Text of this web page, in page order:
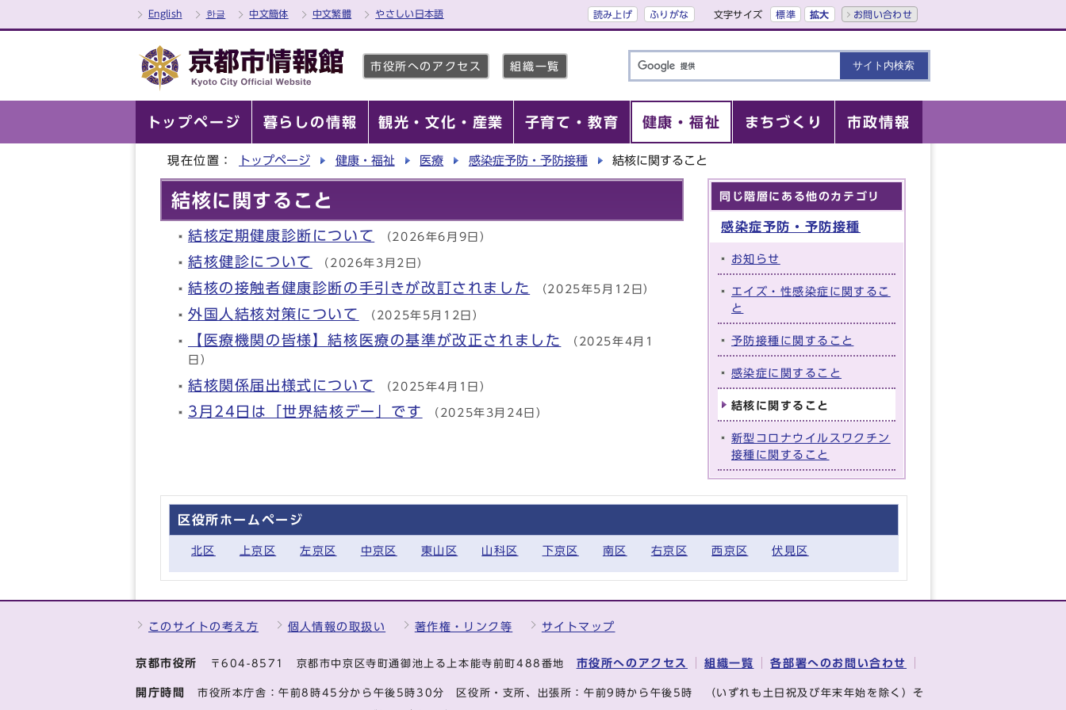
English 한글 中文簡体 中文繁體 やさしい日本語 読み上げ ふりがな 文字サイズ 標準 拡大 お問い合わせ
市役所へのアクセス 組織一覧
トップページ 暮らしの情報 観光・文化・産業 子育て・教育 健康・福祉 まちづくり 市政情報
現在位置： トップページ 健康・福祉 医療 感染症予防・予防接種 結核に関すること
結核に関すること
結核定期健康診断について （2026年6月9日）
結核健診について （2026年3月2日）
結核の接触者健康診断の手引きが改訂されました （2025年5月12日）
外国人結核対策について （2025年5月12日）
【医療機関の皆様】結核医療の基準が改正されました （2025年4月1
日）
結核関係届出様式について （2025年4月1日）
3月24日は「世界結核デー」です （2025年3月24日）
同じ階層にある他のカテゴリ
感染症予防・予防接種
お知らせ
エイズ・性感染症に関するこ
と
予防接種に関すること
感染症に関すること
結核に関すること
新型コロナウイルスワクチン
接種に関すること
区役所ホームページ
北区 上京区 左京区 中京区 東山区 山科区 下京区 南区 右京区 西京区 伏見区
このサイトの考え方 個人情報の取扱い 著作権・リンク等 サイトマップ
京都市役所 〒604-8571 京都市中京区寺町通御池上る上本能寺前町488番地 市役所へのアクセス 組織一覧 各部署へのお問い合わせ
開庁時間 市役所本庁舎：午前8時45分から午後5時30分 区役所・支所、出張所：午前9時から午後5時 （いずれも土日祝及び年末年始を除く）そ